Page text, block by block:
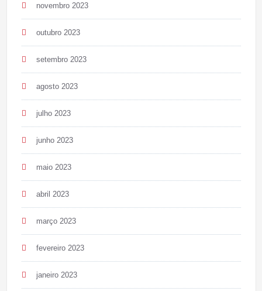
novembro 2023
outubro 2023
setembro 2023
agosto 2023
julho 2023
junho 2023
maio 2023
abril 2023
março 2023
fevereiro 2023
janeiro 2023